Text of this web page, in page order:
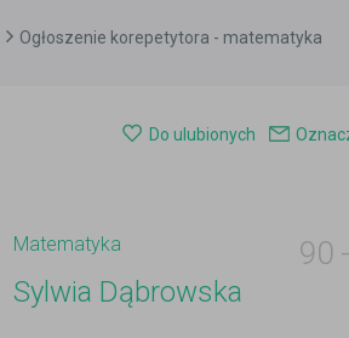
Ogłoszenie korepetytora - matematyka
Do ulubionych
Matematyka 90 -
Sylwia Dąbrowska